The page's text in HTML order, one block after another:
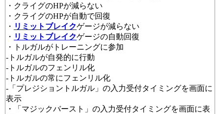
・クライグのHPが減らない
・クライグのHPが自動で回復
・ リミットブレイクゲージが減らない
・ リミットブレイクゲージの自動回復
・トルガルがトレーニングに参加
-トルガルが自発的に行動
-トルガルのフェンリル化
-トルガルの常にフェンリル化
-「プレジショントルガル」の入力受付タイミングを画面に
表示
・「マジックバースト」の入力受付タイミングを画面に表